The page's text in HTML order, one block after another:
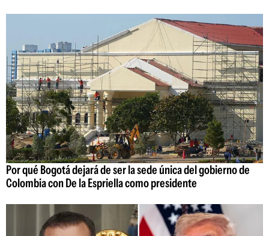
Por qué Bogotá dejará de ser la sede única del gobierno de
Colombia con De la Espriella como presidente